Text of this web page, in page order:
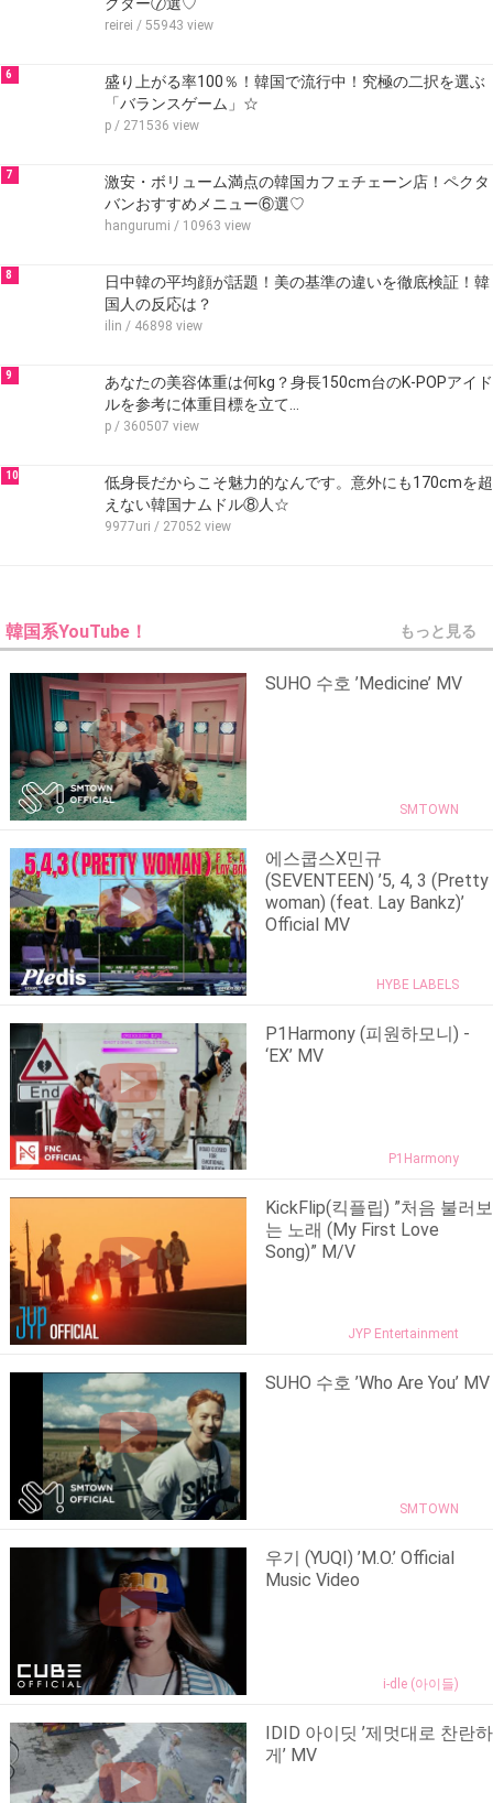
reirei / 55943 view
6
盛り上がる率100％！韓国で流行中！究極の二択を選ぶ
「バランスゲーム」☆
p / 271536 view
7
激安・ボリューム満点の韓国カフェチェーン店！ペクタ
バンおすすめメニュー⑥選♡
hangurumi / 10963 view
8
日中韓の平均顔が話題！美の基準の違いを徹底検証！韓
国人の反応は？
ilin / 46898 view
9
あなたの美容体重は何kg？身長150cm台のK-POPアイド
ルを参考に体重目標を立て…
p / 360507 view
10
低身長だからこそ魅力的なんです。意外にも170cmを超
えない韓国ナムドル⑧人☆
9977uri / 27052 view
韓国系YouTube！ もっと見る
SUHO 수호 ’Medicine’ MV
SMTOWN
에스쿱스X민규
(SEVENTEEN) ’5, 4, 3 (Pretty
woman) (feat. Lay Bankz)’
Official MV
HYBE LABELS
P1Harmony (피원하모니) -
‘EX’ MV
P1Harmony
KickFlip(킥플립) ”처음 불러보
는 노래 (My First Love
Song)” M/V
JYP Entertainment
SUHO 수호 ’Who Are You’ MV
SMTOWN
우기 (YUQI) ’M.O.’ Official
Music Video
i-dle (아이들)
IDID 아이딧 ’제멋대로 찬란하
게’ MV